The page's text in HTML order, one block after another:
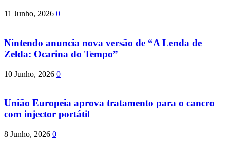
11 Junho, 2026 0
Nintendo anuncia nova versão de “A Lenda de
Zelda: Ocarina do Tempo”
10 Junho, 2026 0
União Europeia aprova tratamento para o cancro
com injector portátil
8 Junho, 2026 0